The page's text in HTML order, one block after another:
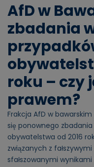
AfD w
zbadania
roku – czy
prawem?
Frakcja AfD w
się ponownego
obywatelstwa od 2016
związanych z
sfałszowanymi